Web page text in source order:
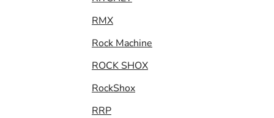
RMX
Rock Machine
ROCK SHOX
RockShox
RRP